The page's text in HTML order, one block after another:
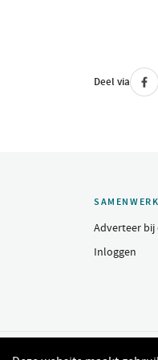
Deel via
Adverteer bij
Inloggen
© 2015 -